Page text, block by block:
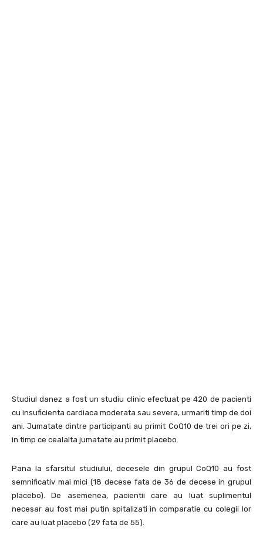
Studiul danez a fost un studiu clinic efectuat pe 420 de pacienti
cu insuficienta cardiaca moderata sau severa, urmariti timp de doi
ani. Jumatate dintre participanti au primit CoQ10 de trei ori pe zi,
in timp ce cealalta jumatate au primit placebo.
Pana la sfarsitul studiului, decesele din grupul CoQ10 au fost
semnificativ mai mici (18 decese fata de 36 de decese in grupul
placebo). De asemenea, pacientii care au luat suplimentul
necesar au fost mai putin spitalizati in comparatie cu colegii lor
care au luat placebo (29 fata de 55).